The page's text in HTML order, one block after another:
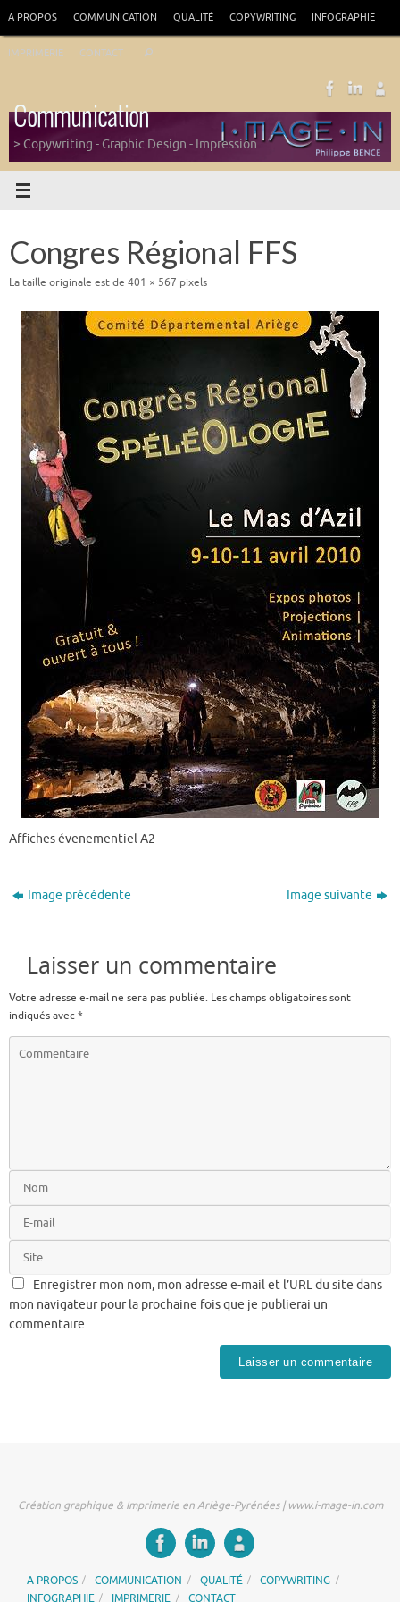
contenu
A PROPOS COMMUNICATION QUALITÉ COPYWRITING INFOGRAPHIE
IMPRIMERIE CONTACT Rechercher
Communication
> Copywriting - Graphic Design - Impression
Congres Régional FFS
La taille originale est de 401 × 567 pixels
Affiches évenementiel A2
Image précédente Image suivante
Laisser un commentaire
Votre adresse e-mail ne sera pas publiée. Les champs obligatoires sont
indiqués avec*
Enregistrer mon nom, mon adresse e-mail et l’URL du site dans
mon navigateur pour la prochaine fois que je publierai un
commentaire.
Création graphique & Imprimerie en Ariège-Pyrénées | www.i-mage-in.com
A PROPOS COMMUNICATION QUALITÉ
COPYWRITING
INFOGRAPHIE
IMPRIMERIE CONTACT